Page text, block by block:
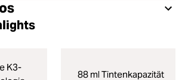
K3-
88 ml Tintenkapazität